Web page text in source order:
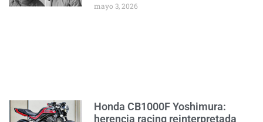
mayo 3, 2026
Honda CB1000F Yoshimura:
herencia racing reinterpretada